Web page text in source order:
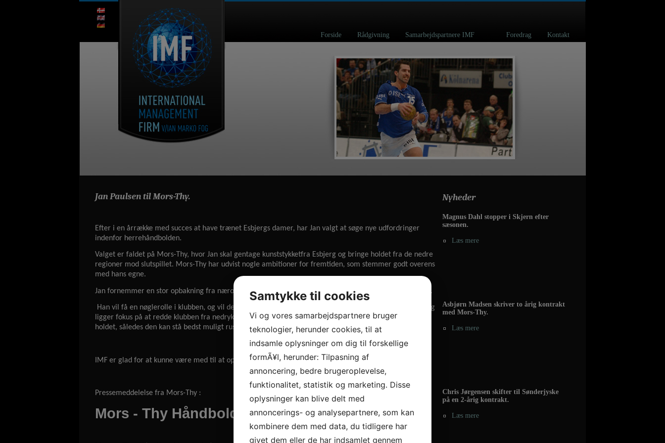
Forside Rådgivning Samarbejdspartnere IMF Foredrag Kontakt
Jan Paulsen til Mors-Thy.
Efter i en årrække med succes at have trænet Esbjergs damer, har Jan valgt at søge nye udfordringer
indenfor herrehåndbolden.
Valget er faldet på Mors-Thy, hvor Jan skal gentage kunststykketfra Esbjerg og bringe holdet fra de nedre
regioner mod slutspillet. Mors-Thy har udvist nogle ambitioner for fremtiden, som stemmer godt overens
med hans egne.
Jan fornemmer en stor opbakning fra nærområdet, som for ham til at tro på en lys fremtid i Nordjylland.
Han vil få en nøglerolle i klubben, og vil derved være med til alle sportslige beslutninger. I første omgang
ligger fokus på at redde klubben fra nedrykning og herefter starter en lang sej kamp i udviklingen af
holdet, således den kan stå bedst muligt rustet til kommende opgaver.
IMF er glad for at kunne være med til at opfylde Jans ønske om et skifte tilbage til herrehåndbolden.
Pressemeddelelse fra Mors-Thy :
Mors - Thy Håndbold ansætter cheftræner
Nyheder
Magnus Dahl stopper i Skjern efter
sæsonen.
Læs mere
Asbjørn Madsen skriver to årig kontrakt
med Mors-Thy.
Læs mere
Chris Jørgensen skifter til Sønderjyske
på en 2-årig kontrakt.
Læs mere
Samtykke til cookies
Vi og vores samarbejdspartnere bruger
teknologier, herunder cookies, til at
indsamle oplysninger om dig til forskellige
formÃ¥l, herunder: Tilpasning af
annoncering, bedre brugeroplevelse,
funktionalitet, statistik og marketing. Disse
oplysninger kan blive delt med
annoncerings- og analysepartnere, som kan
kombinere dem med data, du tidligere har
givet dem eller de har indsamlet gennem